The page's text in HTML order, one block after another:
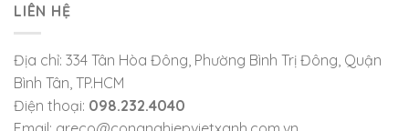
LIÊN HỆ
Địa chỉ: 334 Tân Hòa Đông, Phường Bình Trị Đông, Quận
Bình Tân, TP.HCM
Điện thoại: 098.232.4040